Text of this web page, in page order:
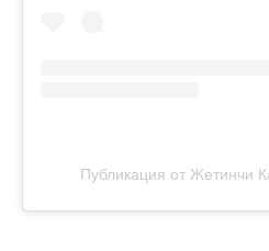
Публикация от Жетинчи